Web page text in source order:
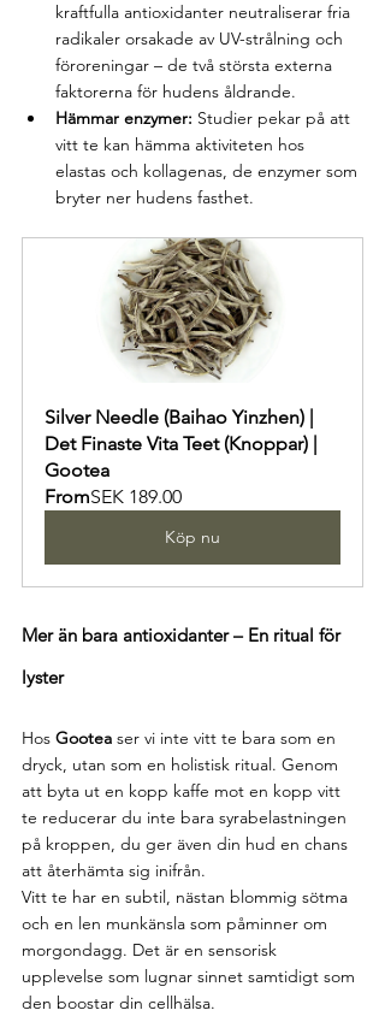
kraftfulla antioxidanter neutraliserar fria
radikaler orsakade av UV-strålning och
föroreningar – de två största externa
faktorerna för hudens åldrande.
Hämmar enzymer: Studier pekar på att
vitt te kan hämma aktiviteten hos
elastas och kollagenas, de enzymer som
bryter ner hudens fasthet.
Silver Needle (Baihao Yinzhen) |
Det Finaste Vita Teet (Knoppar) |
Gootea
FromSEK 189.00
Köp nu
Mer än bara antioxidanter – En ritual för
lyster
Hos Gootea ser vi inte vitt te bara som en
dryck, utan som en holistisk ritual. Genom
att byta ut en kopp kaffe mot en kopp vitt
te reducerar du inte bara syrabelastningen
på kroppen, du ger även din hud en chans
att återhämta sig inifrån.
Vitt te har en subtil, nästan blommig sötma
och en len munkänsla som påminner om
morgondagg. Det är en sensorisk
upplevelse som lugnar sinnet samtidigt som
den boostar din cellhälsa.